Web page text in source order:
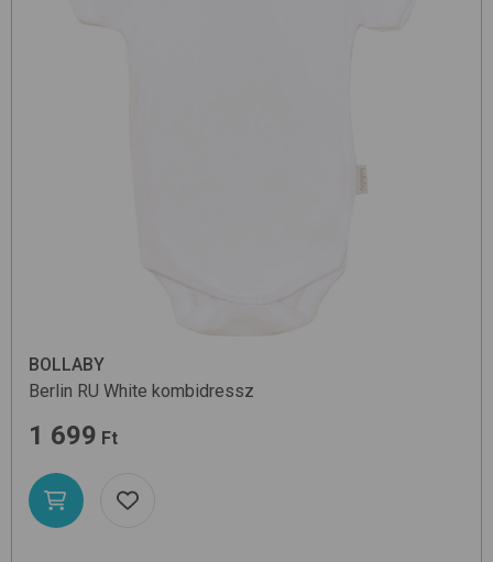
BOLLABY
Berlin RU White kombidressz
1 699 Ft